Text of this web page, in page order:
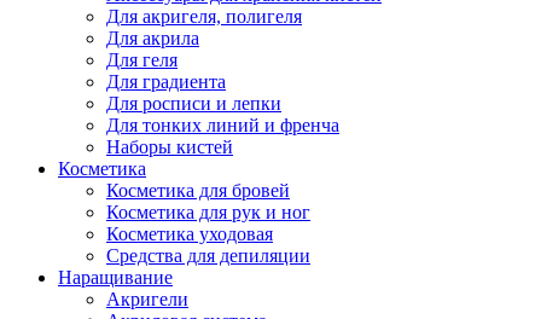
Для акригеля, полигеля
Для акрила
Для геля
Для градиента
Для росписи и лепки
Для тонких линий и френча
Наборы кистей
Косметика
Косметика для бровей
Косметика для рук и ног
Косметика уходовая
Средства для депиляции
Наращивание
Акригели